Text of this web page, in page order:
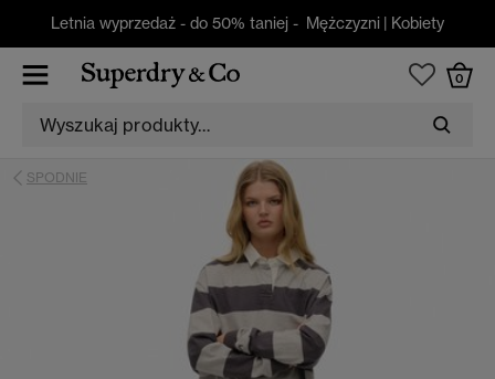
Letnia wyprzedaż - do 50% taniej - Mężczyzni | Kobiety
0
SPODNIE